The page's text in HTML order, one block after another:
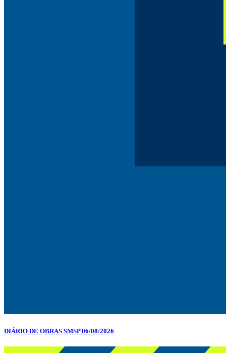
DIÁRIO DE OBRAS SMSP 06/08/2026